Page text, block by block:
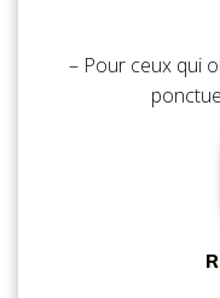
– Pour ceux qui